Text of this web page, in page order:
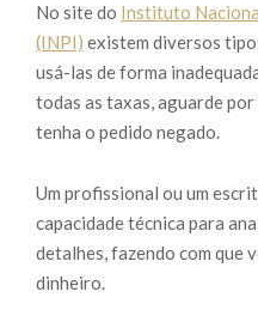
No site do Instituto
(INPI) existem diversos
usá-las de forma
todas as taxas, aguarde
tenha o pedido negado.
Um profissional ou um
capacidade técnica para
detalhes, fazendo com que
dinheiro.